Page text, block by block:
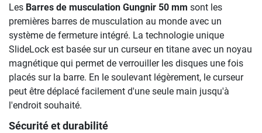
Les Barres de musculation Gungnir 50 mm sont les
premières barres de musculation au monde avec un
système de fermeture intégré. La technologie unique
SlideLock est basée sur un curseur en titane avec un noyau
magnétique qui permet de verrouiller les disques une fois
placés sur la barre. En le soulevant légèrement, le curseur
peut être déplacé facilement d'une seule main jusqu'à
l'endroit souhaité.
Sécurité et durabilité